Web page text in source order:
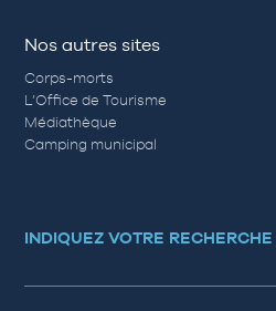
Nos autres sites
Corps-morts
L’Office de Tourisme
Médiathèque
Camping municipal
INDIQUEZ VOTRE